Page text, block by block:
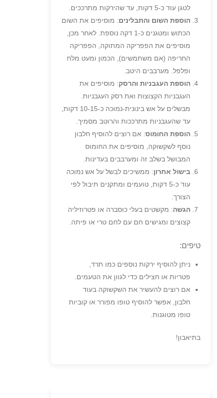
לטגן עוד כ-5 דקות, עד שהירקות מתרככים.
הוספת השום והתבלינים: מוסיפים את השום
הכתוש ומטגנים כ-1 דקה נוספת. לאחר מכן,
מוסיפים את הפפריקה המתוקה, הפפריקה
החריפה (אם משתמשים), הכמון ומעט מלח
ופלפל. מערבבים היטב.
הוספת העגבניות והרסק: מוסיפים את
העגבניות הקצוצות ואת רסק העגבניות.
מבשלים על אש בינונית-נמוכה כ-10-15 דקות,
עד שהעגבניות מתרככות והרוטב מסמיך.
הוספת החומוס: אם רוצים להוסיף חלבון
נוסף לשקשוקה, מוסיפים את החומוס
המבושל בשלב זה ומערבבים בעדינות.
בישול אחרון: ממשיכים לבשל על אש נמוכה
עוד כ-5 דקות, טועמים ומתקנים תיבול לפי
הצורך.
הגשה: מקשטים בעלי כוסברה או פטרוזיליה
קצוצים ומגישים חם עם לחם טרי או פיתה.
טיפים:
ניתן להוסיף ירקות נוספים כמו תרד,
פטריות או חצילים כדי לגוון את הטעמים.
אם רוצים להעשיר את השקשוקה בעוד
חלבון, אפשר להוסיף טופו מפורר או קוביות
טופו מטוגנות.
בתיאבון!